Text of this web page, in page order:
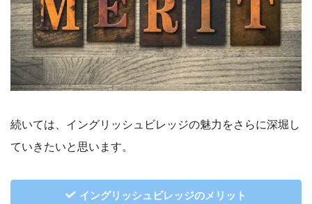
続いては、イングリッシュビレッジの魅力をさらに深堀し
ていきたいと思います。
イングリッシュビレッジのメリット